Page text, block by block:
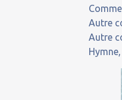
Autre
Autre